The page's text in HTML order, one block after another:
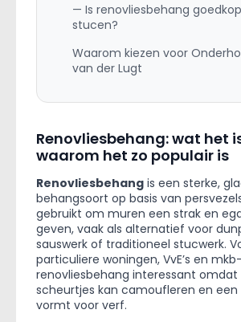
— Is renovliesbehang
stucen?
Waarom kiezen voor
van der Lugt
Renovliesbehang: wat het
waarom het zo populair is
Renovliesbehang is een sterke,
behangsoort op basis van
gebruikt om muren een strak en
geven, vaak als alternatief voor
sauswerk of traditioneel stucwerk.
particuliere woningen, VvE’s en
renovliesbehang interessant omdat
scheurtjes kan camoufleren en een
vormt voor verf.